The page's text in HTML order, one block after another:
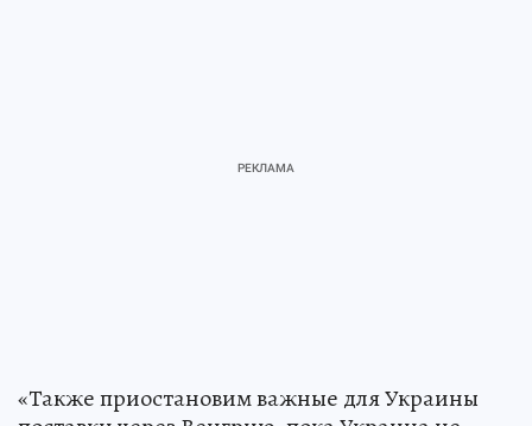
«Также приостановим важные для Украины